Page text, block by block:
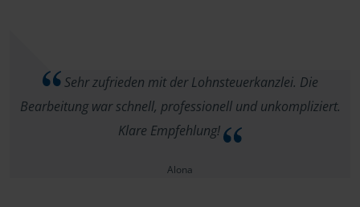
Sehr zufrieden mit der Lohnsteuerkanzlei. Die
Bearbeitung war schnell, professionell und unkompliziert.
Klare Empfehlung!
Alona